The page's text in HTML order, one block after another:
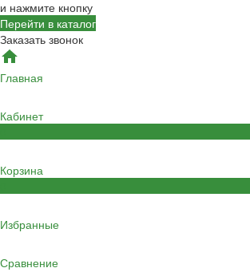
и нажмите кнопку
Перейти в каталог
Заказать звонок
Главная
Кабинет
Корзина
Избранные
Сравнение